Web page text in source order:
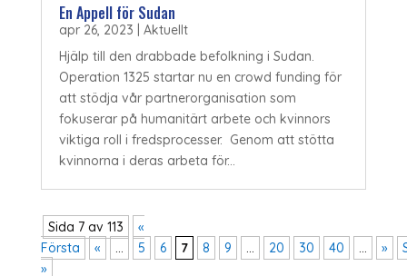
En Appell för Sudan
apr 26, 2023
Aktuellt
Hjälp till den drabbade befolkning i Sudan.
Operation 1325 startar nu en crowd funding för
att stödja vår partnerorganisation som
fokuserar på humanitärt arbete och kvinnors
viktiga roll i fredsprocesser. Genom att stötta
kvinnorna i deras arbeta för...
Sida 7 av 113
«
Första
« ... 5 6 7 8 9 ... 20 30 40 ... »
»